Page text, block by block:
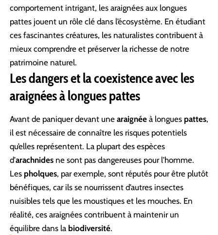
comportement intrigant, les araignées aux longues
pattes jouent un rôle clé dans l’écosystème. En étudiant
ces fascinantes créatures, les naturalistes contribuent à
mieux comprendre et préserver la richesse de notre
patrimoine naturel.
Les dangers et la coexistence avec les
araignées à longues pattes
Avant de paniquer devant une araignée à longues pattes,
il est nécessaire de connaître les risques potentiels
qu’elles représentent. La plupart des espèces
d’arachnides ne sont pas dangereuses pour l’homme.
Les pholques, par exemple, sont réputés pour être plutôt
bénéfiques, car ils se nourrissent d’autres insectes
nuisibles tels que les moustiques et les mouches. En
réalité, ces araignées contribuent à maintenir un
équilibre dans la biodiversité.